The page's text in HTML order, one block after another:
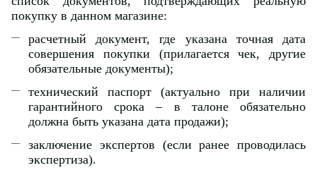
покупку в данном магазине:
расчетный документ, где указана точная дата
совершения покупки (прилагается чек, другие
обязательные документы);
технический паспорт (актуально при наличии
гарантийного срока – в талоне обязательно
должна быть указана дата продажи);
заключение экспертов (если ранее проводилась
экспертиза).